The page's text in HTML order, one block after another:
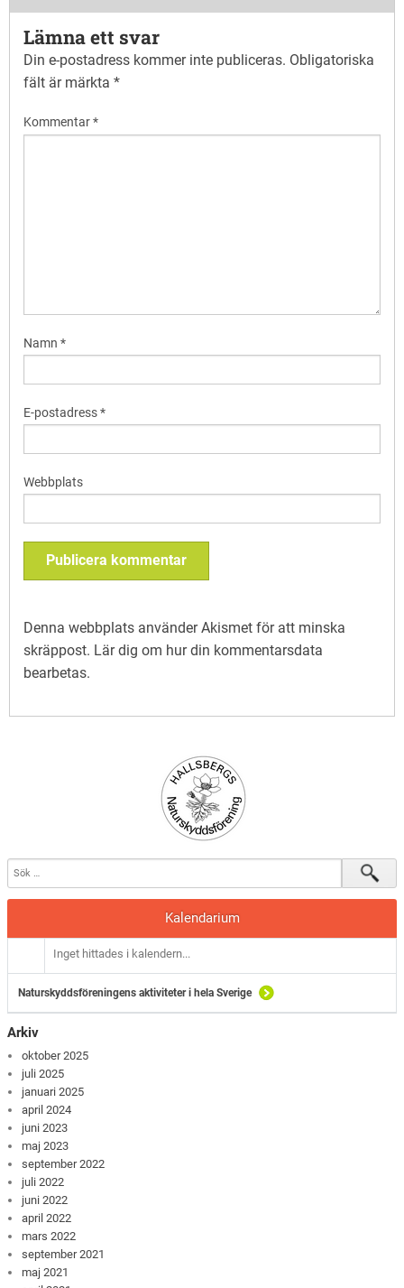
Lämna ett svar
Din e-postadress kommer inte publiceras. Obligatoriska
fält är märkta *
Kommentar*
Namn *
E-postadress*
Webbplats
Denna webbplats använder Akismet för att minska
skräppost. Lär dig om hur din kommentarsdata
bearbetas.
Kalendarium
Inget hittades i kalendern...
Naturskyddsföreningens aktiviteter i hela Sverige
Arkiv
oktober 2025
juli 2025
januari 2025
april 2024
juni 2023
maj 2023
september 2022
juli 2022
juni 2022
april 2022
mars 2022
september 2021
maj 2021